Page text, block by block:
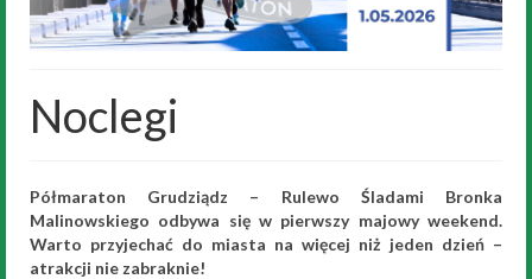
Trasa Biegu
Wyniki
Galeria
Trening
Noclegi
Półmaraton Grudziądz – Rulewo Śladami Bronka
Malinowskiego odbywa się w pierwszy majowy weekend.
Warto przyjechać do miasta na więcej niż jeden dzień –
atrakcji nie zabraknie!